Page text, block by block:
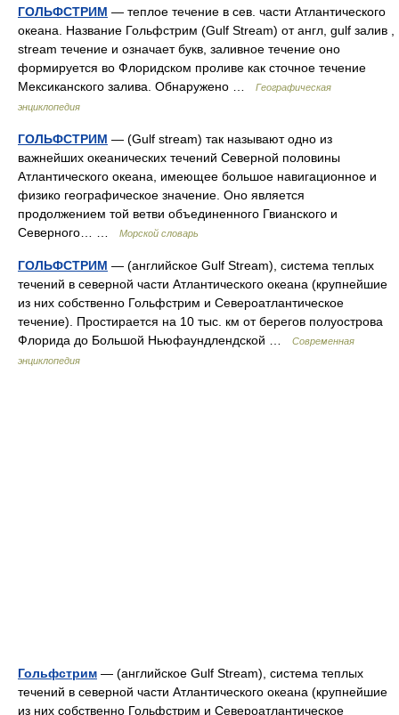
ГОЛЬФСТРИМ — теплое течение в сев. части Атлантического
океана. Название Гольфстрим (Gulf Stream) от англ, gulf залив ,
stream течение и означает букв, заливное течение оно
формируется во Флоридском проливе как сточное течение
Мексиканского залива. Обнаружено …
Географическая
энциклопедия
ГОЛЬФСТРИМ — (Gulf stream) так называют одно из
важнейших океанических течений Северной половины
Атлантического океана, имеющее большое навигационное и
физико географическое значение. Оно является
продолжением той ветви объединенного Гвианского и
Северного… …
Морской словарь
ГОЛЬФСТРИМ — (английское Gulf Stream), система теплых
течений в северной части Атлантического океана (крупнейшие
из них собственно Гольфстрим и Североатлантическое
течение). Простирается на 10 тыс. км от берегов полуострова
Флорида до Большой Ньюфаундлендской …
Современная
энциклопедия
Гольфстрим — (английское Gulf Stream), система теплых
течений в северной части Атлантического океана (крупнейшие
из них собственно Гольфстрим и Североатлантическое